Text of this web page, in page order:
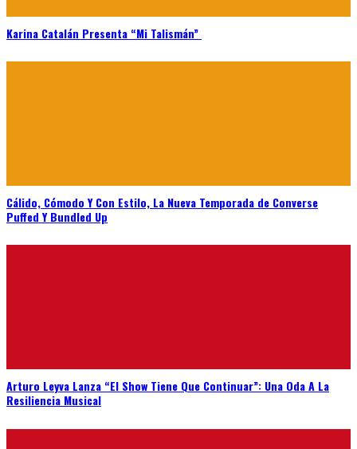
Karina Catalán Presenta “Mi Talismán”
Cálido, Cómodo Y Con Estilo, La Nueva Temporada de Converse
Puffed Y Bundled Up
Arturo Leyva Lanza “El Show Tiene Que Continuar”: Una Oda A La
Resiliencia Musical